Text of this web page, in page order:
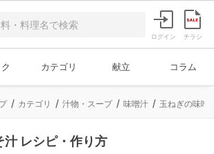
ログイン チラシ
カテゴリ 献立 コラム
カテゴリ 汁物・スープ 味噌汁 玉ねぎの味噌
汁 レシピ・作り方